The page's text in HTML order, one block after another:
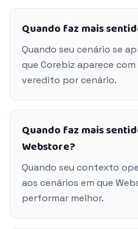
Quando faz mais
Quando seu cenário se
que Corebiz aparece
veredito por cenário.
Quando faz mais
Webstore?
Quando seu contexto
aos cenários em que
performar melhor.